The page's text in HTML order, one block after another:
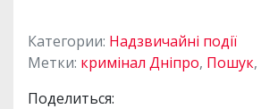
Категории: Надзвичайні події
Метки: кримінал Дніпро, Пошук,
Поделиться: